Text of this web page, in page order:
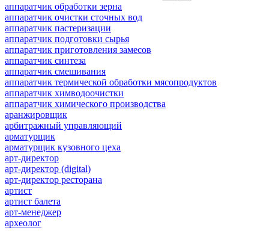
аппаратчик обработки зерна
аппаратчик очистки сточных вод
аппаратчик пастеризации
аппаратчик подготовки сырья
аппаратчик приготовления замесов
аппаратчик синтеза
аппаратчик смешивания
аппаратчик термической обработки мясопродуктов
аппаратчик химводоочистки
аппаратчик химического производства
аранжировщик
арбитражный управляющий
арматурщик
арматурщик кузовного цеха
арт-директор
арт-директор (digital)
арт-директор ресторана
артист
артист балета
арт-менеджер
археолог